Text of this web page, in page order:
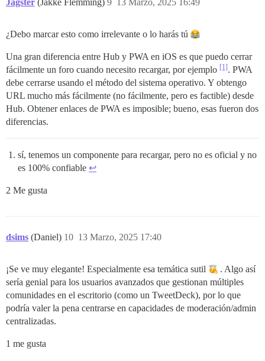
¿Debo marcar esto como irrelevante o lo harás tú
Una gran diferencia entre Hub y PWA en iOS es que puedo cerrar
fácilmente un foro cuando necesito recargar, por ejemplo [1]. PWA
debe cerrarse usando el método del sistema operativo. Y obtengo
URL mucho más fácilmente (no fácilmente, pero es factible) desde
Hub. Obtener enlaces de PWA es imposible; bueno, esas fueron dos
diferencias.
sí, tenemos un componente para recargar, pero no es oficial y no
es 100% confiable ↩︎
2 Me gusta
dsims (Daniel) 13 Marzo, 2025 17:40
10
¡Se ve muy elegante! Especialmente esa temática sutil
. Algo así
sería genial para los usuarios avanzados que gestionan múltiples
comunidades en el escritorio (como un TweetDeck), por lo que
podría valer la pena centrarse en capacidades de moderación/admin
centralizadas.
1 me gusta